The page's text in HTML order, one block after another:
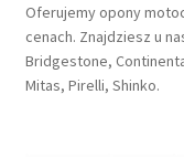
Oferujemy opony
cenach. Znajdziesz u
Bridgestone,
Mitas, Pirelli, Shinko.